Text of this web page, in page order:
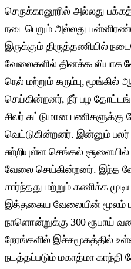
செருக்கானூரில் அல்லது
நடைபெறும் அல்லது
இருக்கும் திருத்தணியில்
வேலைகளில்
நெல் மற்றும் கரும்பு,
செய்கின்றனர், நீர் பழ
சிலர் கட்டுமான
வெட்டுகின்றனர். இன்னும்
சுற்றியுள்ள செங்கல்
வேலை செய்கின்றனர். இந்த
சார்ந்தது மற்றும் கணிக்க
இத்தகைய வேலையின் மூலம்
நாளொன்றுக்கு 300 ரூபாய்
நேரங்களில் இச்சமூகத்தில்
நடத்தப்படும் மகாத்மா காந்தி